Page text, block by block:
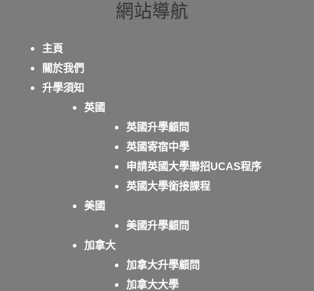
網站導航
主頁
關於我們
升學須知
英國
英國升學顧問
英國寄宿中學
申請英國大學聯招UCAS程序
英國大學銜接課程
美國
美國升學顧問
加拿大
加拿大升學顧問
加拿大大學